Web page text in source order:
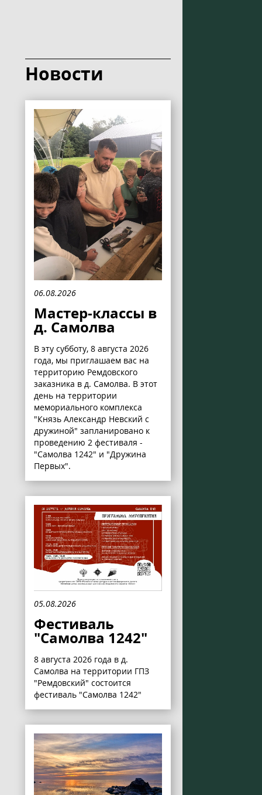
Новости
06.08.2026
Мастер-классы в
д. Самолва
В эту субботу, 8 августа 2026
года, мы приглашаем вас на
территорию Ремдовского
заказника в д. Самолва. В этот
день на территории
мемориального комплекса
"Князь Александр Невский с
дружиной" запланировано к
проведению 2 фестиваля -
"Самолва 1242" и "Дружина
Первых".
05.08.2026
Фестиваль
"Самолва 1242"
8 августа 2026 года в д.
Самолва на территории ГПЗ
"Ремдовский" состоится
фестиваль "Самолва 1242"